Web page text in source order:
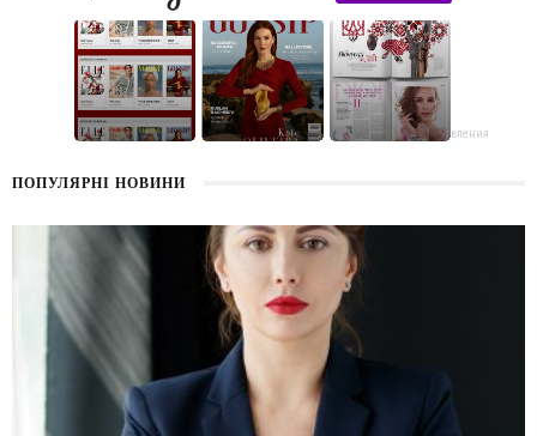
поздравления
ПОПУЛЯРНІ НОВИНИ